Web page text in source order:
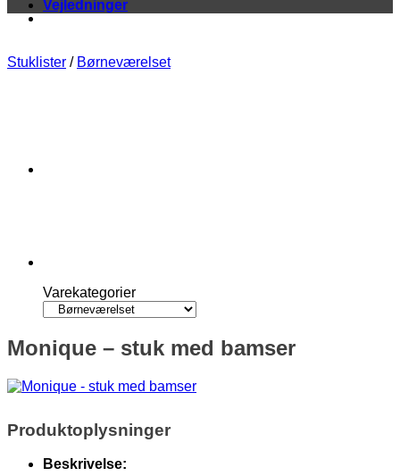
Vejledninger
Stuklister / Børneværelset
Varekategorier
Monique – stuk med bamser
Produktoplysninger
Beskrivelse: